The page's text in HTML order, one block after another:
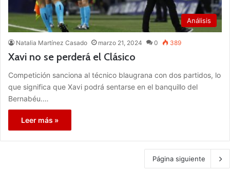
Análisis
Natalia Martínez Casado marzo 21, 2024 0 389
Xavi no se perderá el Clásico
Competición sanciona al técnico blaugrana con dos partidos, lo
que significa que Xavi podrá sentarse en el banquillo del
Bernabéu.…
Leer más »
Página siguiente